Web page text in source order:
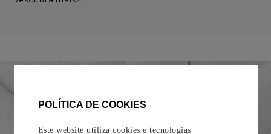
POLÍTICA DE COOKIES
Este website utiliza cookies e tecnologias